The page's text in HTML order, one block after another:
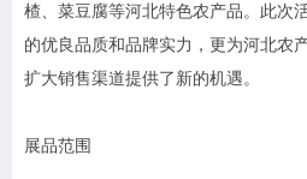
楂、菜豆腐等河北特色农产品。此次
的优良品质和品牌实力，更为河北农
扩大销售渠道提供了新的机遇。
展品范围